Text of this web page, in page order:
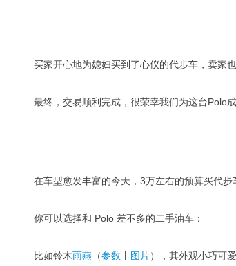
买家开心地为媳妇买到了心仪的代步车，卖家
最终，交易顺利完成，很荣幸我们为这台Polo
在车型愈发丰富的今天，3万左右的预算买代步
你可以选择和 Polo 差不多的二手油车：
比如铃木雨燕 （参数 图片），其外观小巧可